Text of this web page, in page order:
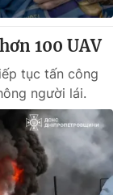
100 UAV
tục tấn công
người lái.